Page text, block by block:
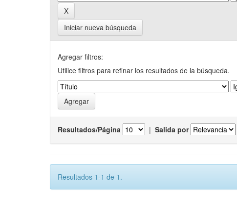
Iniciar nueva búsqueda
Agregar filtros:
Utilice filtros para refinar los resultados de la búsqueda.
Resultados/Página | Salida por
Resultados 1-1 de 1.